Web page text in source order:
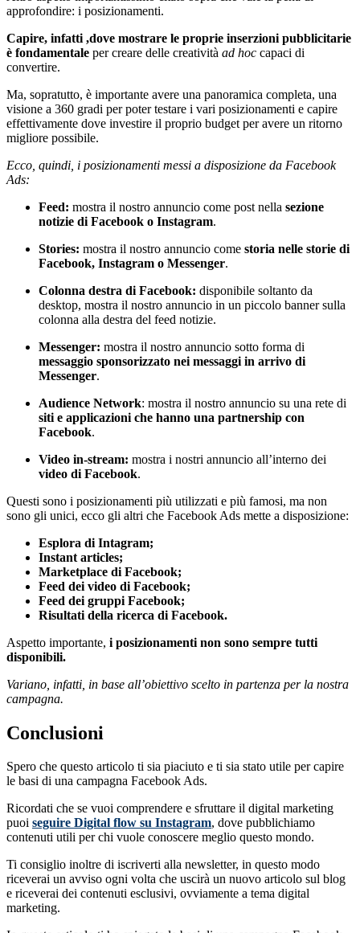
approfondire: i posizionamenti.
Capire, infatti ,dove mostrare le proprie inserzioni pubblicitarie
è fondamentale per creare delle creatività ad hoc capaci di
convertire.
Ma, sopratutto, è importante avere una panoramica completa, una
visione a 360 gradi per poter testare i vari posizionamenti e capire
effettivamente dove investire il proprio budget per avere un ritorno
migliore possibile.
Ecco, quindi, i posizionamenti messi a disposizione da Facebook
Ads:
Feed: mostra il nostro annuncio come post nella sezione
notizie di Facebook o Instagram.
Stories: mostra il nostro annuncio come storia nelle storie di
Facebook, Instagram o Messenger.
Colonna destra di Facebook: disponibile soltanto da
desktop, mostra il nostro annuncio in un piccolo banner sulla
colonna alla destra del feed notizie.
Messenger: mostra il nostro annuncio sotto forma di
messaggio sponsorizzato nei messaggi in arrivo di
Messenger.
Audience Network: mostra il nostro annuncio su una rete di
siti e applicazioni che hanno una partnership con
Facebook.
Video in-stream: mostra i nostri annuncio all’interno dei
video di Facebook.
Questi sono i posizionamenti più utilizzati e più famosi, ma non
sono gli unici, ecco gli altri che Facebook Ads mette a disposizione:
Esplora di Intagram;
Instant articles;
Marketplace di Facebook;
Feed dei video di Facebook;
Feed dei gruppi Facebook;
Risultati della ricerca di Facebook.
Aspetto importante, i posizionamenti non sono sempre tutti
disponibili.
Variano, infatti, in base all’obiettivo scelto in partenza per la nostra
campagna.
Conclusioni
Spero che questo articolo ti sia piaciuto e ti sia stato utile per capire
le basi di una campagna Facebook Ads.
Ricordati che se vuoi comprendere e sfruttare il digital marketing
puoi seguire Digital flow su Instagram, dove pubblichiamo
contenuti utili per chi vuole conoscere meglio questo mondo.
Ti consiglio inoltre di iscriverti alla newsletter, in questo modo
riceverai un avviso ogni volta che uscirà un nuovo articolo sul blog
e riceverai dei contenuti esclusivi, ovviamente a tema digital
marketing.